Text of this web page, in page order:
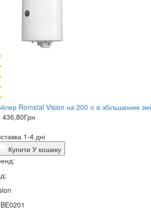
Romstal Vision на 200 л зі збільшеним
436,80Грн
1-4 дні
Купити У кошику